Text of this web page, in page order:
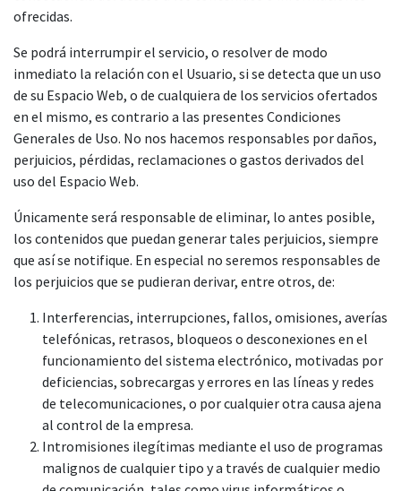
ofrecidas.
Se podrá interrumpir el servicio, o resolver de modo
inmediato la relación con el Usuario, si se detecta que un uso
de su Espacio Web, o de cualquiera de los servicios ofertados
en el mismo, es contrario a las presentes Condiciones
Generales de Uso. No nos hacemos responsables por daños,
perjuicios, pérdidas, reclamaciones o gastos derivados del
uso del Espacio Web.
Únicamente será responsable de eliminar, lo antes posible,
los contenidos que puedan generar tales perjuicios, siempre
que así se notifique. En especial no seremos responsables de
los perjuicios que se pudieran derivar, entre otros, de:
Interferencias, interrupciones, fallos, omisiones, averías
telefónicas, retrasos, bloqueos o desconexiones en el
funcionamiento del sistema electrónico, motivadas por
deficiencias, sobrecargas y errores en las líneas y redes
de telecomunicaciones, o por cualquier otra causa ajena
al control de la empresa.
Intromisiones ilegítimas mediante el uso de programas
malignos de cualquier tipo y a través de cualquier medio